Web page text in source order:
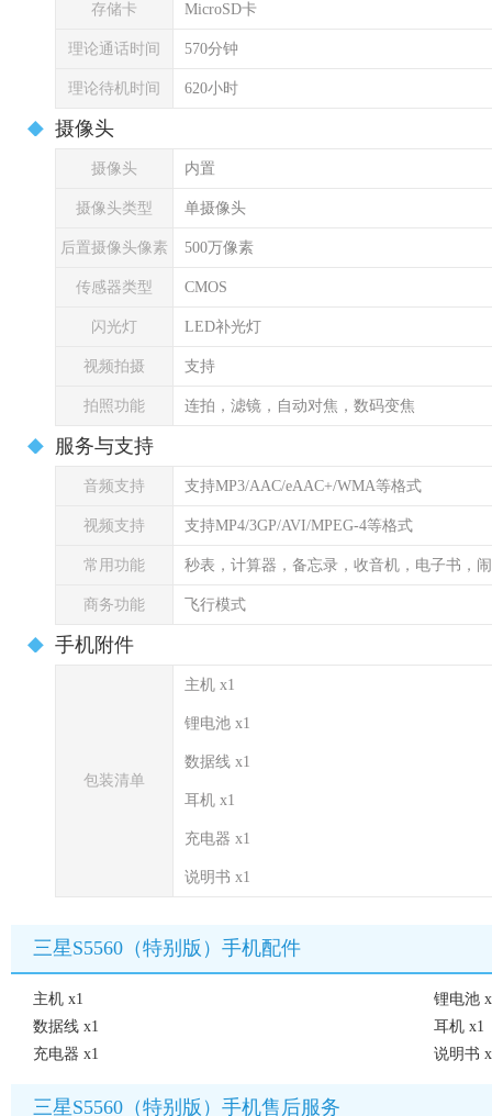
存储卡 MicroSD卡
理论通话时间 570分钟
理论待机时间 620小时
摄像头
摄像头 内置
摄像头类型 单摄像头
后置摄像头像素 500万像素
传感器类型 CMOS
闪光灯 LED补光灯
视频拍摄 支持
拍照功能 连拍，滤镜，自动对焦，数码变焦
服务与支持
音频支持 支持MP3/AAC/eAAC+/WMA等格式
视频支持 支持MP4/3GP/AVI/MPEG-4等格式
常用功能 秒表，计算器，备忘录，收音机，电子书，
商务功能 飞行模式
手机附件
包装清单
主机 x1
锂电池 x1
数据线 x1
耳机 x1
充电器 x1
说明书 x1
三星S5560（特别版）手机配件
主机 x1
锂电池
数据线 x1
耳机 x1
充电器 x1
说明书
三星S5560（特别版）手机售后服务